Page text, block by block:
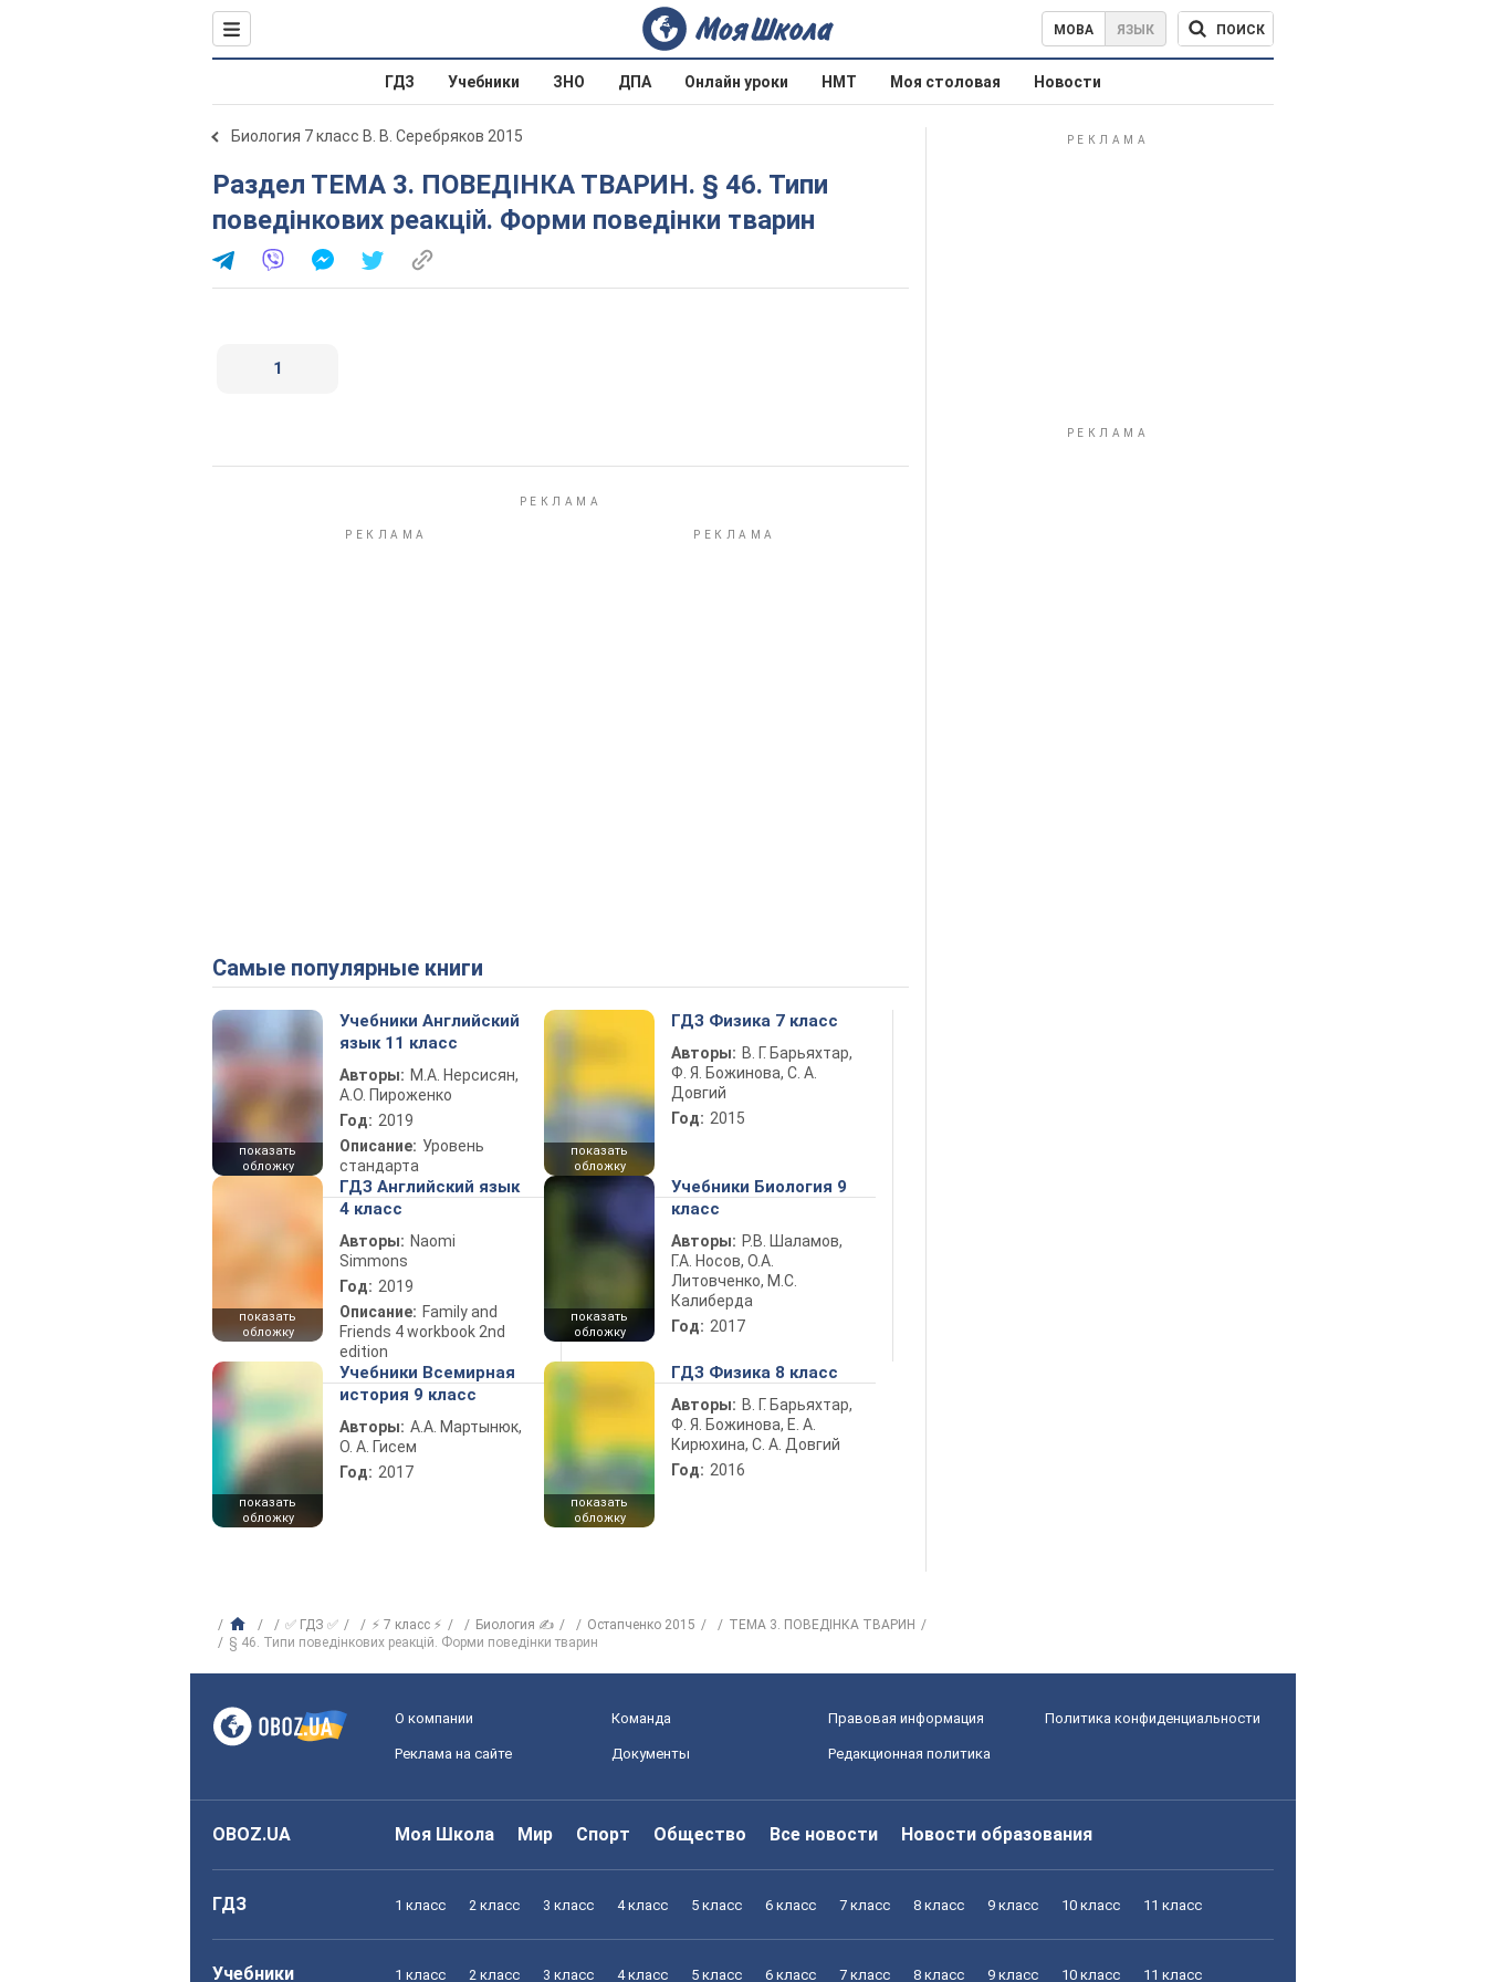
МОВА ЯЗЫК ПОИСК
ГДЗ Учебники ЗНО ДПА Онлайн уроки НМТ Моя столовая Новости
Биология 7 класс В. В. Серебряков 2015
Раздел ТЕМA 3. ПОВЕДІНКА ТВАРИН. § 46. Типи
поведінкових реакцій. Форми поведінки тварин
1
Самые популярные книги
показать
обложку
Учебники Английский
язык 11 класс
Авторы: М.А. Нерсисян,
А.О. Пироженко
Год: 2019
Описание: Уровень
стандарта
показать
обложку
ГДЗ Физика 7 класс
Авторы: В. Г. Барьяхтар,
Ф. Я. Божинова, С. А.
Довгий
Год: 2015
показать
обложку
ГДЗ Английский язык
4 класс
Авторы: Naomi
Simmons
Год: 2019
Описание: Family and
Friends 4 workbook 2nd
edition
показать
обложку
Учебники Биология 9
класс
Авторы: Р.В. Шаламов,
Г.А. Носов, О.А.
Литовченко, М.С.
Калиберда
Год: 2017
показать
обложку
Учебники Всемирная
история 9 класс
Авторы: А.А. Мартынюк,
О. А. Гисем
Год: 2017
показать
обложку
ГДЗ Физика 8 класс
Авторы: В. Г. Барьяхтар,
Ф. Я. Божинова, Е. А.
Кирюхина, С. А. Довгий
Год: 2016
✅ ГДЗ ✅ ⚡ 7 класс ⚡ Биология ✍ Остапченко 2015
ТЕМA 3. ПОВЕДІНКА ТВАРИН
§ 46. Типи поведінкових реакцій. Форми поведінки тварин
О компании Команда Правовая информация Политика конфиденциальности
Реклама на сайте Документы Редакционная политика
OBOZ.UA Моя Школа Мир Спорт Общество Все новости Новости образования
ГДЗ 1 класс 2 класс 3 класс 4 класс 5 класс 6 класс 7 класс 8 класс 9 класс 10 класс 11 класс
Учебники 1 класс 2 класс 3 класс 4 класс 5 класс 6 класс 7 класс 8 класс 9 класс 10 класс 11 класс